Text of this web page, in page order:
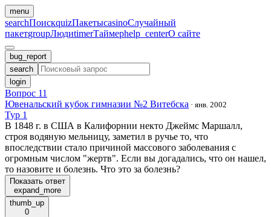
menu
searchПоискquizПакетыcasinoСлучайный
пакетgroupЛюдиtimerТаймерhelp_centerО сайте
bug_report
search
login
Вопрос 11
Ювенальский кубок гимназии №2 Витебска · янв. 2002
Тур 1
В 1848 г. в США в Калифорнии некто Джеймс Маршалл,
строя водяную мельницу, заметил в ручье то, что
впоследствии стало причиной массового заболевания с
огромным числом "жертв". Если вы догадались, что он нашел,
то назовите и болезнь. Что это за болезнь?
Показать ответ
expand_more
thumb_up
0